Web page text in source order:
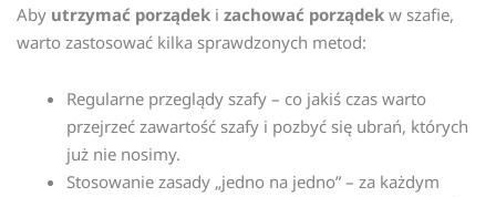
Aby utrzymać porządek i zachować porządek w szafie,
warto zastosować kilka sprawdzonych metod:
Regularne przeglądy szafy – co jakiś czas warto
przejrzeć zawartość szafy i pozbyć się ubrań, których
już nie nosimy.
Stosowanie zasady „jedno na jedno” – za każdym